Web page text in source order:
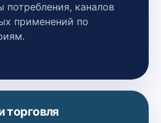
потребления, каналов
применений по
торговля